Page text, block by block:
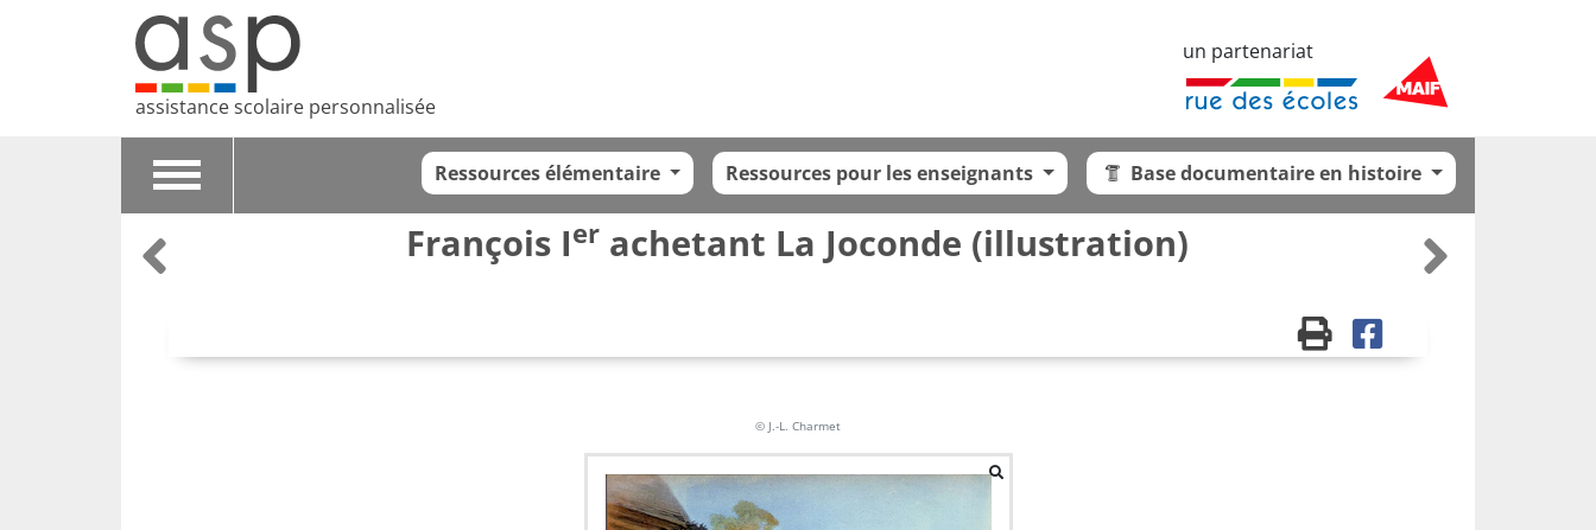
assistance scolaire personnalisée
un partenariat
Toggle
Ressources élémentaire Ressources pour les enseignants Base documentaire en histoire
François Ier achetant La Joconde (illustration)
© J.-L. Charmet